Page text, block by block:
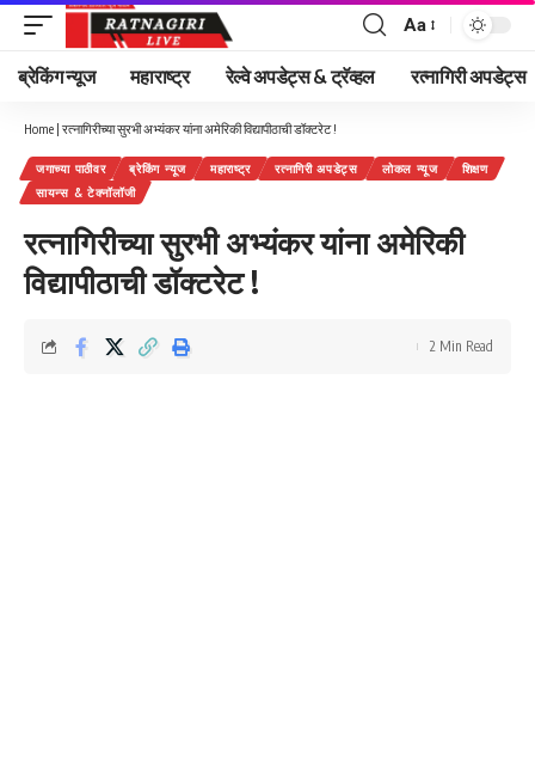
Font
Resizer
Aa
ब्रेकिंग न्यूज महाराष्ट्र रेल्वे अपडेट्स & ट्रॅव्हल रत्नागिरी अपडेट्स
Home | रत्नागिरीच्या सुरभी अभ्यंकर यांना अमेरिकी विद्यापीठाची डॉक्टरेट !
जगाच्या पाठीवर ब्रेकिंग न्यूज महाराष्ट्र रत्नागिरी अपडेट्स लोकल न्यूज
शिक्षण
सायन्स & टेक्नॉलॉजी
रत्नागिरीच्या सुरभी अभ्यंकर यांना अमेरिकी
विद्यापीठाची डॉक्टरेट !
2 Min Read